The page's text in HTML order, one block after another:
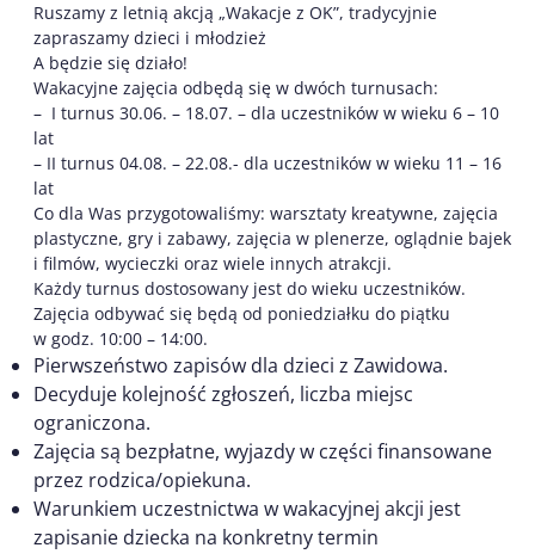
Ruszamy z letnią akcją „Wakacje z OK”, tradycyjnie
zapraszamy dzieci i młodzież
A będzie się działo!
Wakacyjne zajęcia odbędą się w dwóch turnusach:
– I turnus 30.06. – 18.07. – dla uczestników w wieku 6 – 10
lat
– II turnus 04.08. – 22.08.- dla uczestników w wieku 11 – 16
lat
Co dla Was przygotowaliśmy: warsztaty kreatywne, zajęcia
plastyczne, gry i zabawy, zajęcia w plenerze, oglądnie bajek
i filmów, wycieczki oraz wiele innych atrakcji.
Każdy turnus dostosowany jest do wieku uczestników.
Zajęcia odbywać się będą od poniedziałku do piątku
w godz. 10:00 – 14:00.
Pierwszeństwo zapisów dla dzieci z Zawidowa.
Decyduje kolejność zgłoszeń, liczba miejsc
ograniczona.
Zajęcia są bezpłatne, wyjazdy w części finansowane
przez rodzica/opiekuna.
Warunkiem uczestnictwa w wakacyjnej akcji jest
zapisanie dziecka na konkretny termin